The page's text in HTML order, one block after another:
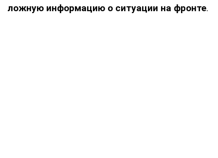
ложную информацию о ситуации на фронте.